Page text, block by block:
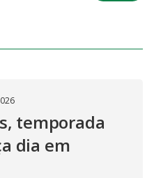
temporada
dia em